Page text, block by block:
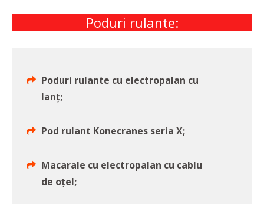
Poduri rulante:
Poduri rulante cu electropalan cu
lanţ;
Pod rulant Konecranes seria X;
Macarale cu electropalan cu cablu
de oțel;